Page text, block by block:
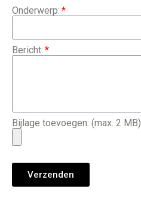
Onderwerp:
Bericht:
Bijlage toevoegen: (max. 2 MB)
Verzenden